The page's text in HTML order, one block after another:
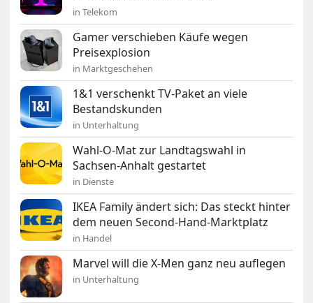
in Telekom
Gamer verschieben Käufe wegen
Preisexplosion
in Marktgeschehen
1&1 verschenkt TV-Paket an viele
Bestandskunden
in Unterhaltung
Wahl-O-Mat zur Landtagswahl in
Sachsen-Anhalt gestartet
in Dienste
IKEA Family ändert sich: Das steckt hinter
dem neuen Second-Hand-Marktplatz
in Handel
Marvel will die X-Men ganz neu auflegen
in Unterhaltung